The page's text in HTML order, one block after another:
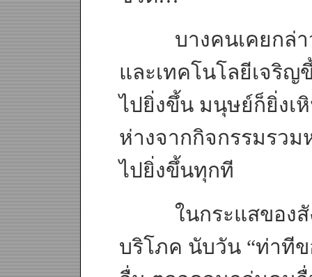
บางคนเคยกล่าว
และเทคโนโลยีเจริ
ไปยิ่งขึ้น มนุษย์ก็ยิ่งเ
ห่างจากกิจกรรมรวม
ไปยิ่งขึ้นทุกที
ในกระแสของสัง
บริโภค นับวัน “ท่าทีข